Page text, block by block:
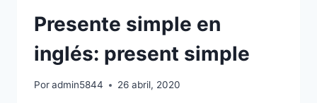
LOS
4
Presente simple en
inglés: present simple
Poradmin5844 26 abril, 2020